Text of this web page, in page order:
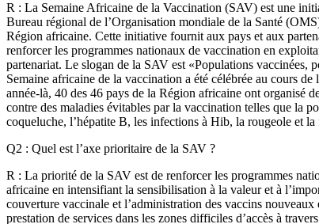
R : La Semaine Africaine de la Vaccination (SAV) est une
Bureau régional de l’Organisation mondiale de la Santé
Région africaine. Cette initiative fournit aux pays et aux
renforcer les programmes nationaux de vaccination en
partenariat. Le slogan de la SAV est «Populations vaccinées,
Semaine africaine de la vaccination a été célébrée au cours
année-là, 40 des 46 pays de la Région africaine ont organisé
contre des maladies évitables par la vaccination telles que la
coqueluche, l’hépatite B, les infections à Hib, la rougeole et la
Q2 : Quel est l’axe prioritaire de la SAV ?
R : La priorité de la SAV est de renforcer les programmes
africaine en intensifiant la sensibilisation à la valeur et à
couverture vaccinale et l’administration des vaccins
prestation de services dans les zones difficiles d’accès à